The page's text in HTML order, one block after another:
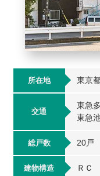
所在地 東京
交通
東急
東急
総戸数 20戸
建物構造 ＲＣ